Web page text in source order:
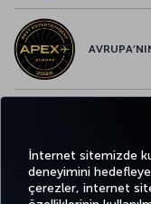
İnternet sitemizde
deneyimini
çerezler, internet